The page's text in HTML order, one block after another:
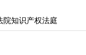
院知识产权法庭